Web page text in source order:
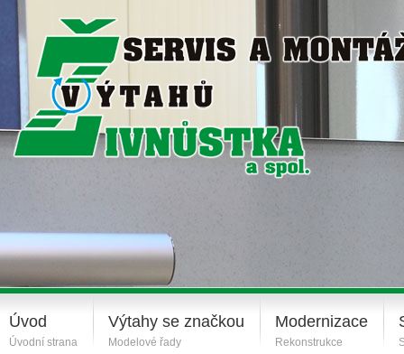
Úvod
Úvodní strana
Výtahy se značkou
Modelové řady
Modernizace
Rekonstrukce